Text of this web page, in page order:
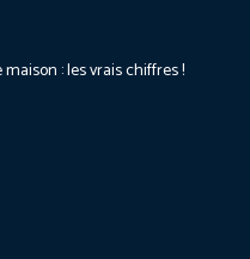
: les vrais chiffres !